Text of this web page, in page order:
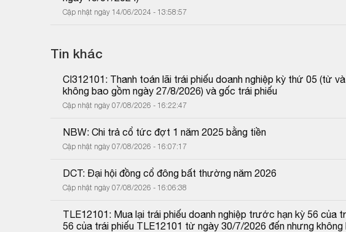
Cập nhật ngày 14/06/2024 - 13:58:57
Tin khác
CI312101: Thanh toán lãi trái phiếu doanh nghiệp kỳ thứ 05 (từ
không bao gồm ngày 27/8/2026) và gốc trái phiếu
Cập nhật ngày 07/08/2026 - 16:22:47
NBW: Chi trả cổ tức đợt 1 năm 2025 bằng tiền
Cập nhật ngày 07/08/2026 - 16:07:17
DCT: Đại hội đồng cổ đông bất thường năm 2026
Cập nhật ngày 07/08/2026 - 16:06:38
TLE12101: Mua lại trái phiếu doanh nghiệp trước hạn kỳ 56 của
56 của trái phiếu TLE12101 từ ngày 30/7/2026 đến nhưng